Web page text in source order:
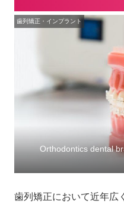
歯列矯正・インプラント
Orthodontics dental
歯列矯正において近年広